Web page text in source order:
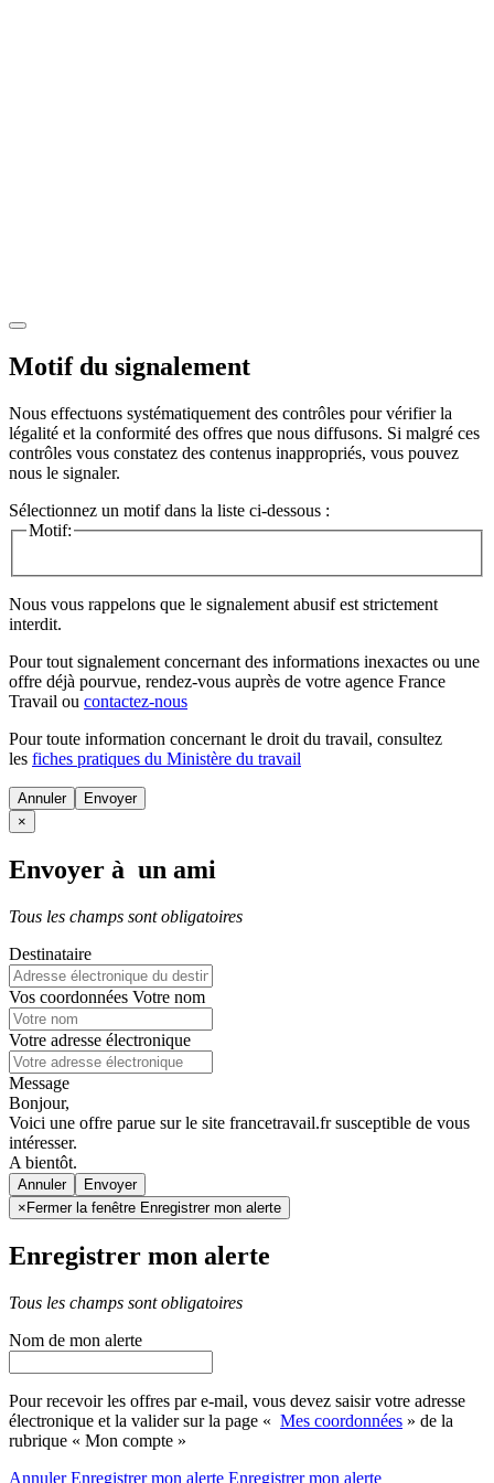
Motif du signalement
Nous effectuons systématiquement des contrôles pour vérifier la
légalité et la conformité des offres que nous diffusons. Si malgré ces
contrôles vous constatez des contenus inappropriés, vous pouvez
nous le signaler.
Sélectionnez un motif dans la liste ci-dessous :
Motif:
Nous vous rappelons que le signalement abusif est strictement
interdit.
Pour tout signalement concernant des informations inexactes ou une
offre déjà pourvue, rendez-vous auprès de votre agence France
Travail ou contactez-nous
Pour toute information concernant le droit du travail, consultez
les fiches pratiques du Ministère du travail
Annuler
×
Envoyer à un ami
Tous les champs sont obligatoires
Destinataire
Vos coordonnées Votre nom
Votre adresse électronique
Message
Bonjour,
Voici une offre parue sur le site francetravail.fr susceptible de vous
intéresser.
A bientôt.
Annuler
× Fermer la fenêtre Enregistrer mon alerte
Enregistrer mon alerte
Tous les champs sont obligatoires
Nom de mon alerte
Pour recevoir les offres par e-mail, vous devez saisir votre adresse
électronique et la valider sur la page « Mes coordonnées » de la
rubrique « Mon compte »
AnnulerEnregistrer mon alerte Enregistrermon alerte